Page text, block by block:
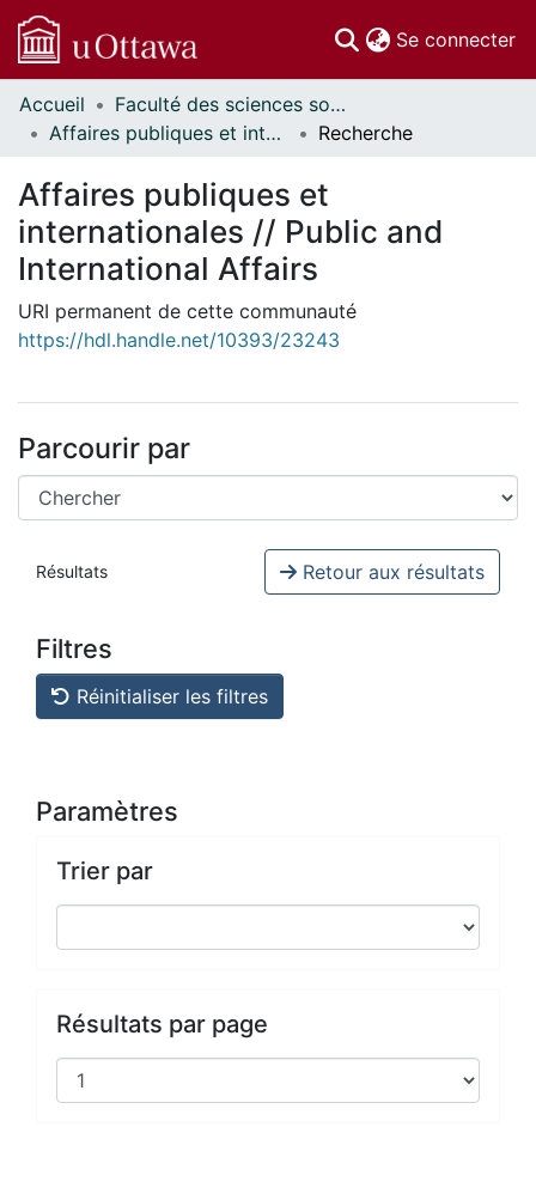
Se connecter
Communautés
et collections
Statistiques
À propos
Accueil
Faculté des sciences sociales // Faculty of Social Sciences
Affaires publiques et internationales // Public and International Affairs
Recherche
Affaires publiques et
internationales // Public and
International Affairs
URI permanent de cette communauté
https://hdl.handle.net/10393/23243
Parcourir par
Résultats Retour aux résultats
Filtres
Réinitialiser les filtres
Paramètres
Trier par
Résultats par page